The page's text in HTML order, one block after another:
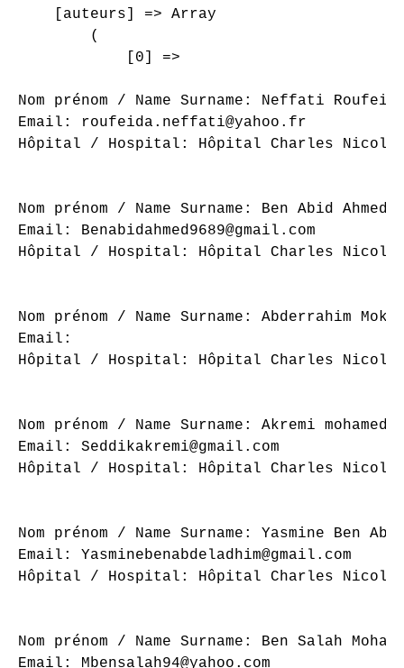
    [auteurs] => Array
        (
            [0] =>
Nom prénom / Name Surname: Neffati
Email: roufeida.neffati@yahoo.fr
Hôpital / Hospital: Hôpital Charles
Nom prénom / Name Surname: Ben Abid Ahmed
Email: Benabidahmed9689@gmail.com
Hôpital / Hospital: Hôpital Charles
Nom prénom / Name Surname: Abderrahim
Email:
Hôpital / Hospital: Hôpital Charles
Nom prénom / Name Surname: Akremi mohamed
Email: Seddikakremi@gmail.com
Hôpital / Hospital: Hôpital Charles
Nom prénom / Name Surname: Yasmine Ben
Email: Yasminebenabdeladhim@gmail.com
Hôpital / Hospital: Hôpital Charles
Nom prénom / Name Surname: Ben Salah
Email: Mbensalah94@yahoo.com